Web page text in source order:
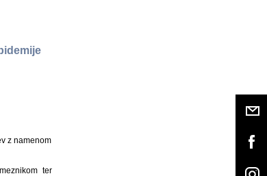
z namenom
ter